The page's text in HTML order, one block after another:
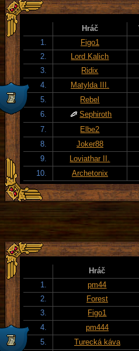
Hráč
1.
Figo1
2.
Lord Kalich
3.
Ridix
4.
Matylda III.
5.
Rebel
6.
Sephiroth
7.
Elbe2
8.
Joker88
9.
Loviathar II.
10.
Archetonix
Hráč
1.
pm44
2.
Forest
3.
Figo1
4.
pm444
5.
Turecká káva